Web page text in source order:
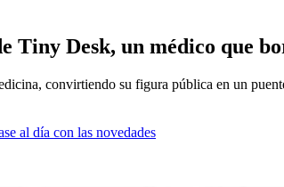
Tiny Desk, un médico que
convirtiendo su figura pública en un
al día con las novedades